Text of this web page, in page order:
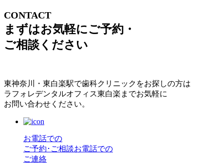
CONTACT
まずはお気軽にご予約・
ご相談ください
東神奈川・東白楽駅で歯科クリニックをお探しの方は
ラフォレデンタルオフィス東白楽までお気軽に
お問い合わせください。
お電話での
ご予約･ご相談お電話での
ご連絡